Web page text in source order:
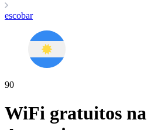
escobar
90
WiFi gratuitos na